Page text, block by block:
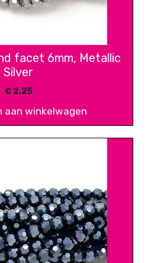
facet 6mm, Metallic
Silver
€2,25
aan winkelwagen